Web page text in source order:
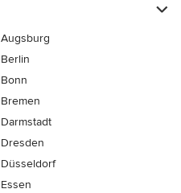
Augsburg
Berlin
Bonn
Bremen
Darmstadt
Dresden
Düsseldorf
Essen